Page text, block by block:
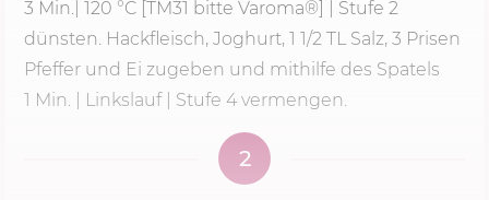
3 Min.| 120 °C [TM31 bitte Varoma®] | Stufe 2
dünsten. Hackfleisch, Joghurt, 1 1/2 TL Salz, 3 Prisen
Pfeffer und Ei zugeben und mithilfe des Spatels
1 Min.
| Linkslauf | Stufe 4 vermengen.
2